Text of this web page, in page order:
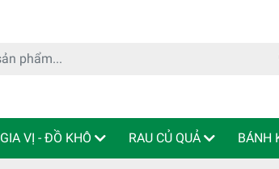
GIA VỊ - ĐỒ KHÔ RAU CỦ QUẢ BÁNH